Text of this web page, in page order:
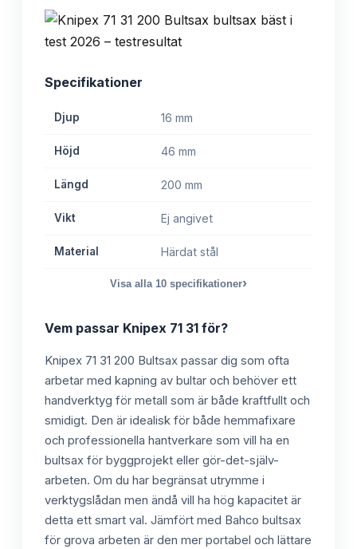
Specifikationer
Djup 16 mm
Höjd 46 mm
Längd 200 mm
Vikt Ej angivet
Material Härdat stål
Visa alla 10 specifikationer›
Vem passar Knipex 71 31 för?
Knipex 71 31 200 Bultsax passar dig som ofta
arbetar med kapning av bultar och behöver ett
handverktyg för metall som är både kraftfullt och
smidigt. Den är idealisk för både hemmafixare
och professionella hantverkare som vill ha en
bultsax för byggprojekt eller gör-det-själv-
arbeten. Om du har begränsat utrymme i
verktygslådan men ändå vill ha hög kapacitet är
detta ett smart val. Jämfört med Bahco bultsax
för grova arbeten är den mer portabel och lättare